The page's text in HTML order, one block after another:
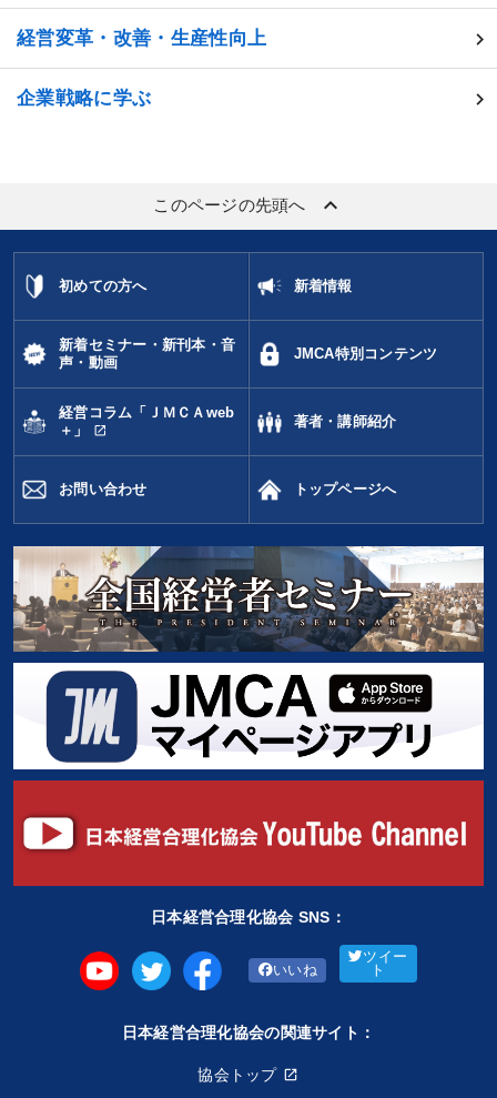
経営変革・改善・生産性向上
企業戦略に学ぶ
このページの先頭へ keyboard_arrow_up
初めての方へ 新着情報
新着セミナー・新刊本・音
声・動画
JMCA特別コンテンツ
経営コラム「ＪＭＣＡweb
＋」
open_in_new
著者・講師紹介
お問い合わせ トップページへ
日本経営合理化協会 SNS：
いいね
ツイー
ト
日本経営合理化協会の関連サイト：
協会トップ